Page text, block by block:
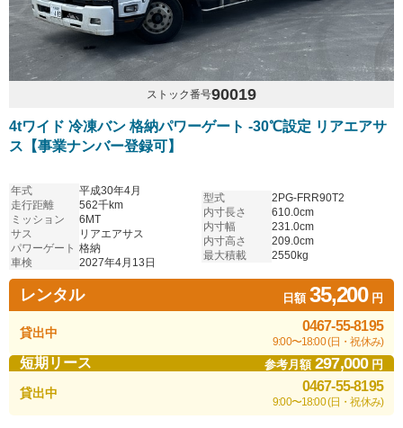
ストック番号90019
4tワイド 冷凍バン 格納パワーゲート -30℃設定 リアエアサ
ス【事業ナンバー登録可】
年式
平成30年4月
走行距離
562千km
ミッション
6MT
サス
リアエアサス
パワーゲート 格納
車検
2027年4月13日
型式
2PG-FRR90T2
内寸長さ
610.0cm
内寸幅
231.0cm
内寸高さ
209.0cm
最大積載
2550kg
レンタル 日額35,200円
貸出中 0467-55-8195
9:00〜18:00 (日・祝休み)
短期リース 参考月額297,000円
貸出中 0467-55-8195
9:00〜18:00 (日・祝休み)